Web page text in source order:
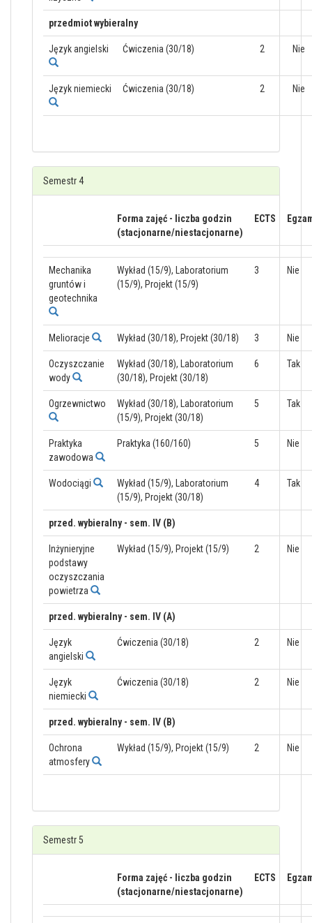
przedmiot wybieralny
Język angielski Ćwiczenia (30/18) 2 Nie
Język niemiecki Ćwiczenia (30/18) 2 Nie
Semestr 4
Forma zajęć - liczba godzin
(stacjonarne/niestacjonarne)
ECTS
Mechanika
gruntów i
geotechnika
Wykład (15/9), Laboratorium
(15/9), Projekt (15/9)
3 Nie
Melioracje Wykład (30/18), Projekt (30/18) 3 Nie
Oczyszczanie
wody
Wykład (30/18), Laboratorium
(30/18), Projekt (30/18)
6 Tak
Ogrzewnictwo
Wykład (30/18), Laboratorium
(15/9), Projekt (30/18)
5 Tak
Praktyka
zawodowa
Praktyka (160/160) 5 Nie
Wodociągi
Wykład (15/9), Laboratorium
(15/9), Projekt (30/18)
4 Tak
przed. wybieralny - sem. IV (B)
Inżynieryjne
podstawy
oczyszczania
powietrza
Wykład (15/9), Projekt (15/9) 2 Nie
przed. wybieralny - sem. IV (A)
Język
angielski
Ćwiczenia (30/18) 2 Nie
Język
niemiecki
Ćwiczenia (30/18) 2 Nie
przed. wybieralny - sem. IV (B)
Ochrona
atmosfery
Wykład (15/9), Projekt (15/9) 2 Nie
Semestr 5
Forma zajęć - liczba godzin
(stacjonarne/niestacjonarne)
ECTS